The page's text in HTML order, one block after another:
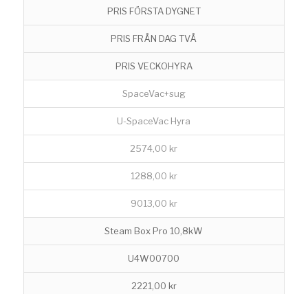
PRIS FÖRSTA DYGNET
PRIS FRÅN DAG TVÅ
PRIS VECKOHYRA
SpaceVac+sug
U-SpaceVac Hyra
2574,00 kr
1288,00 kr
9013,00 kr
Steam Box Pro 10,8kW
U4W00700
2221,00 kr